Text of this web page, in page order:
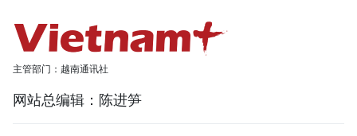
主管部门：越南通讯社
网站总编辑：陈进笋